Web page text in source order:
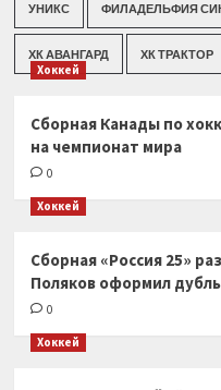
УНИКС ФИЛАДЕЛЬФИЯ
ХК АВАНГАРД ХК ТРАКТОР
Хоккей
Сборная Канады по
на чемпионат мира
0
Хоккей
Сборная «Россия 25»
Поляков оформил дубль
0
Хоккей